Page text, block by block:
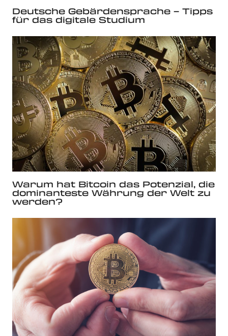
Deutsche Gebärdensprache – Tipps
für das digitale Studium
Warum hat Bitcoin das Potenzial, die
dominanteste Währung der Welt zu
werden?